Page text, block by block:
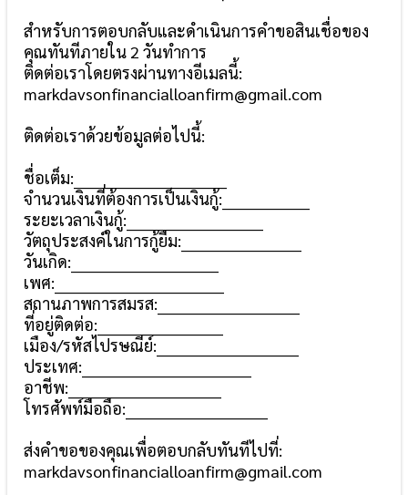
สำหรับการตอบกลับและดำเนินการคำขอสินเชื่อของ
คุณทันทีภายใน 2 วันทำการ
ติดต่อเราโดยตรงผ่านทางอีเมลนี้:
markdavsonfinancialloanfirm@gmail.com
ติดต่อเราด้วยข้อมูลต่อไปนี้:
ชื่อเต็ม:____________________________
จำนวนเงินที่ต้องการเป็นเงินกู้:________________
ระยะเวลาเงินกู้:_________________________
วัตถุประสงค์ในการกู้ยืม:______________________
วันเกิด:___________________________
เพศ:_______________________________
สถานภาพการสมรส:__________________________
ที่อยู่ติดต่อ:_______________________
เมือง/รหัสไปรษณีย์:__________________________
ประเทศ:_______________________________
อาชีพ:____________________________
โทรศัพท์มือถือ:__________________________
ส่งคำขอของคุณเพื่อตอบกลับทันทีไปที่:
markdavsonfinancialloanfirm@gmail.com